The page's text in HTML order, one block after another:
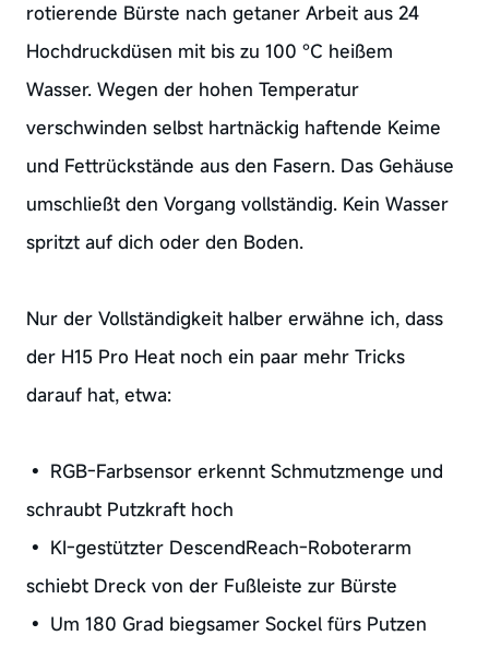
rotierende Bürste nach getaner Arbeit aus 24
Hochdruckdüsen mit bis zu 100 °C heißem
Wasser. Wegen der hohen Temperatur
verschwinden selbst hartnäckig haftende Keime
und Fettrückstände aus den Fasern. Das Gehäuse
umschließt den Vorgang vollständig. Kein Wasser
spritzt auf dich oder den Boden.
Nur der Vollständigkeit halber erwähne ich, dass
der H15 Pro Heat noch ein paar mehr Tricks
darauf hat, etwa:
• RGB-Farbsensor erkennt Schmutzmenge und
schraubt Putzkraft hoch
• KI-gestützter DescendReach-Roboterarm
schiebt Dreck von der Fußleiste zur Bürste
• Um 180 Grad biegsamer Sockel fürs Putzen